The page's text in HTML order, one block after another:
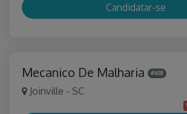
Candidatar-se
Mecanico De Malharia #1618
Joinville - SC